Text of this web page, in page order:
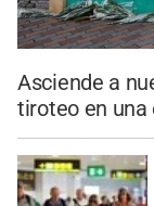
Asciende a
tiroteo en una